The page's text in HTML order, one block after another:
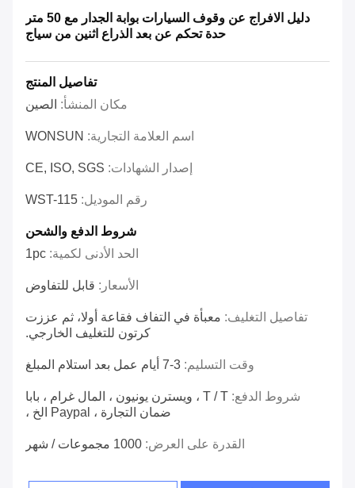
دليل الافراج عن وقوف السيارات بوابة الجدار مع 50 متر
حدة تحكم عن بعد الذراع اثنين من سياج
تفاصيل المنتج
مكان المنشأ: الصين
اسم العلامة التجارية: WONSUN
إصدار الشهادات: CE, ISO, SGS
رقم الموديل: WST-115
شروط الدفع والشحن
الحد الأدنى لكمية: 1pc
الأسعار: قابل للتفاوض
تفاصيل التغليف: معبأة في التفاف فقاعة أولا، ثم عززت
كرتون للتغليف الخارجي.
وقت التسليم: 3-7 أيام عمل بعد استلام المبلغ
شروط الدفع:
T / T ، ويسترن يونيون ، المال غرام ، بابا
ضمان التجارة ، Paypal الخ ،
القدرة على العرض: 1000 مجموعات / شهر